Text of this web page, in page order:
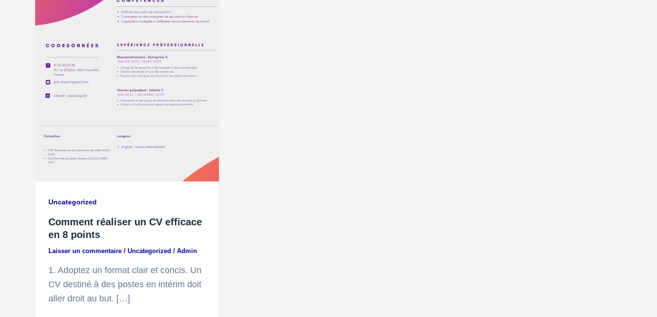
Uncategorized
Comment réaliser un CV efficace
en 8 points
Laisser un commentaire / Uncategorized / Admin
1. Adoptez un format clair et concis. Un
CV destiné à des postes en intérim doit
aller droit au but. […]